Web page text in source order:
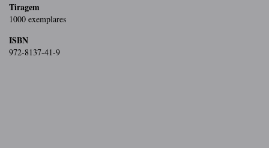
Tiragem
1000 exemplares
ISBN
972-8137-41-9